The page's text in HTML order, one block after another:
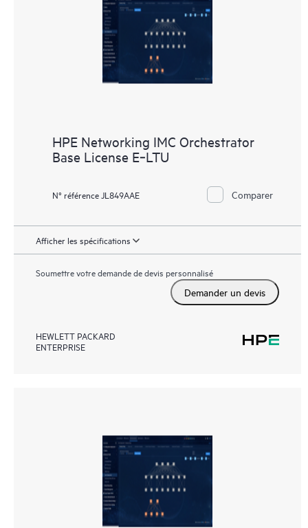
HPE Networking IMC Orchestrator
Base License E‑LTU
N° référence JL849AAE Comparer
Afficher les spécifications
Soumettre votre demande de devis personnalisé
Demander un devis
HEWLETT PACKARD
ENTERPRISE